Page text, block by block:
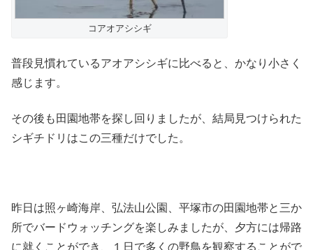
コアオアシシギ
普段見慣れているアオアシシギに比べると、かなり小さく
感じます。
その後も田園地帯を探し回りましたが、結局見つけられた
シギチドリはこの三種だけでした。
昨日は照ヶ崎海岸、弘法山公園、平塚市の田園地帯と三か
所でバードウォッチングを楽しみましたが、夕方には帰路
に就くことができ、１日で多くの野鳥を観察することがで